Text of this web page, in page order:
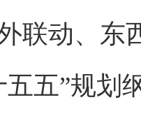
联动、
”规划纲